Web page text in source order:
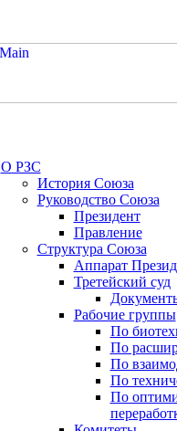
О РЗС
История Союза
Руководство Союза
Президент
Правление
Структура Союза
Аппарат
Третейский суд
Рабочие группы
По
По
По
По
По